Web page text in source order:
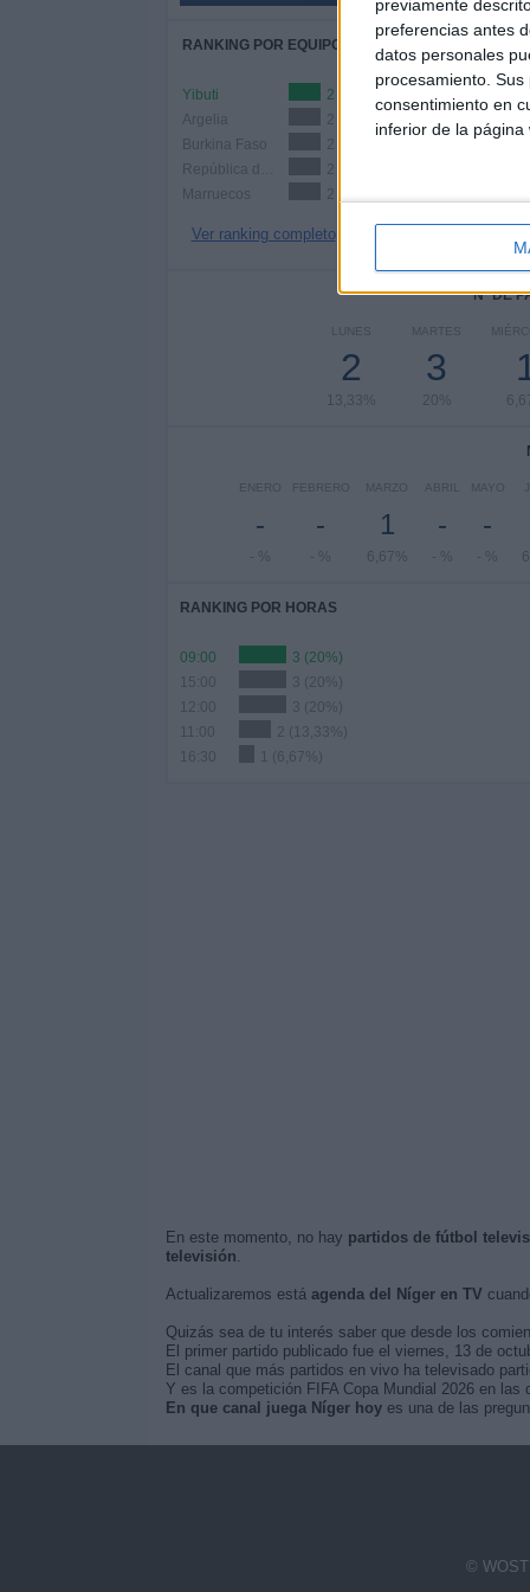
previamente
preferencias antes
datos personales
procesamiento.
consentimiento en
inferior de la página
RANKING POR EQUIPOS
Yibuti
2 (13,33%)
Argelia
2 (13,33%)
Burkina Faso
2 (13,33%)
2 (13,33%)
Marruecos
2 (13,33%)
Ver ranking completo
Nº DE
LUNES
2
13,33%
MARTES
3
20%
ENERO
-
- %
FEBRERO
-
- %
MARZO
1
6,67%
ABRIL
-
- %
MAYO
-
- %
RANKING POR HORAS
09:00
3 (20%)
15:00
3 (20%)
12:00
3 (20%)
2 (13,33%)
16:30
1 (6,67%)
En este momento, no hay partidos de fútbol
televisión.
Actualizaremos está agenda del Níger en TV
Quizás sea de tu interés saber que desde los
El primer partido publicado fue el viernes, 13 de
El canal que más partidos en vivo ha televisado
Y es la competición FIFA Copa Mundial 2026 en
En que canal juega Níger hoyes una de las
©